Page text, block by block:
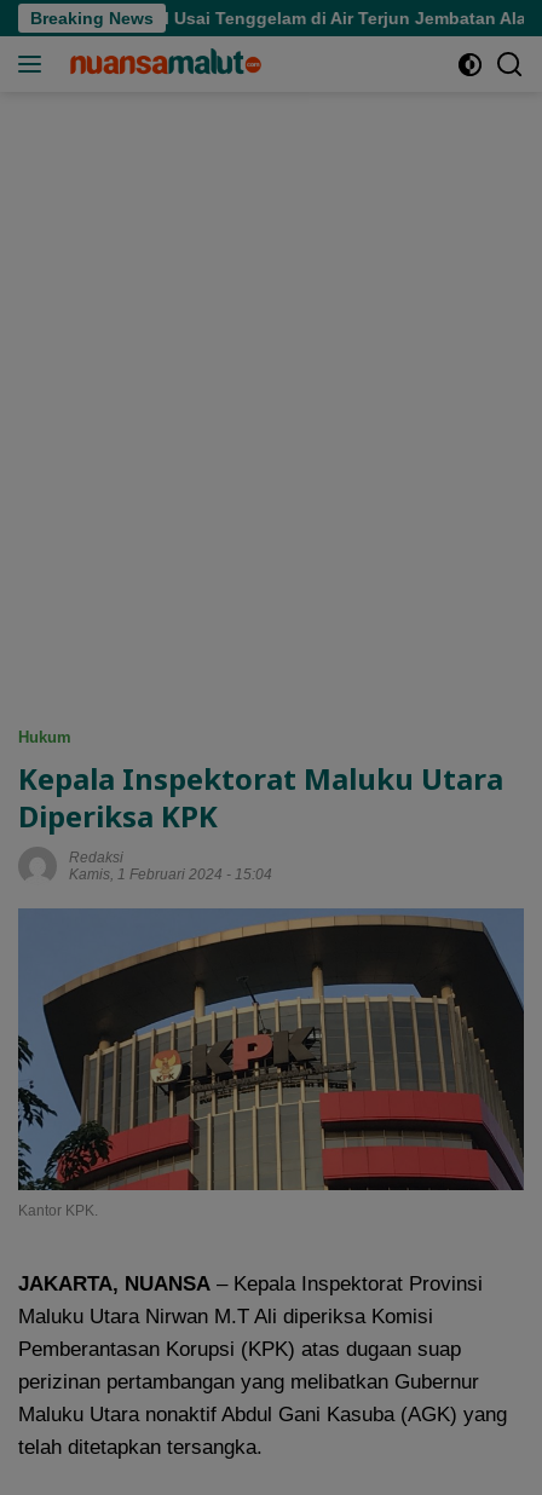
Langsung
ke
Breaking News
Meninggal Usai Tenggelam di Air Terjun Jembatan Alam
Hukum
Kepala Inspektorat Maluku Utara
Diperiksa KPK
Redaksi
Kamis, 1 Februari 2024 - 15:04
Kantor KPK.
JAKARTA, NUANSA – Kepala Inspektorat Provinsi
Maluku Utara Nirwan M.T Ali diperiksa Komisi
Pemberantasan Korupsi (KPK) atas dugaan suap
perizinan pertambangan yang melibatkan Gubernur
Maluku Utara nonaktif Abdul Gani Kasuba (AGK) yang
telah ditetapkan tersangka.